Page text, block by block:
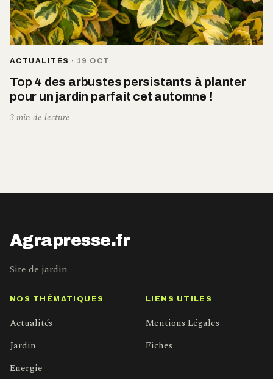
ACTUALITÉS · 19 OCT
Top 4 des arbustes persistants à planter
pour un jardin parfait cet automne !
3 min de lecture
Agrapresse.fr
Site de jardin
NOS THÉMATIQUES
Actualités
Jardin
Energie
LIENS UTILES
Mentions Légales
Fiches